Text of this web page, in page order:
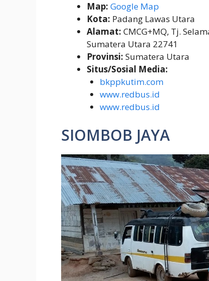
Map: Google Map
Kota: Padang Lawas Utara
Alamat: CMCG+MQ, Tj.
Sumatera Utara 22741
Provinsi: Sumatera Utara
Situs/Sosial Media:
bkppkutim.com
www.redbus.id
www.redbus.id
SIOMBOB JAYA